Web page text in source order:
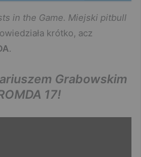
in the Game. Miejski pitbull
krótko, acz
.
Grabowskim
17!